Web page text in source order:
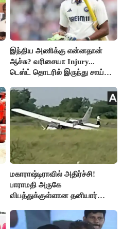
இந்திய அணிக்கு என்னதான்
ஆச்சு? வரிசையா Injury...
டெஸ்ட் தொடரில் இருந்து சாய்
மகாராஷ்டிராவில் அதிர்ச்சி!
பாராமதி அருகே
விபத்துக்குள்ளான தனியார்